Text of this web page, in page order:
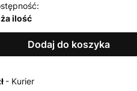
ilość
Dodaj do koszyka
- Kurier